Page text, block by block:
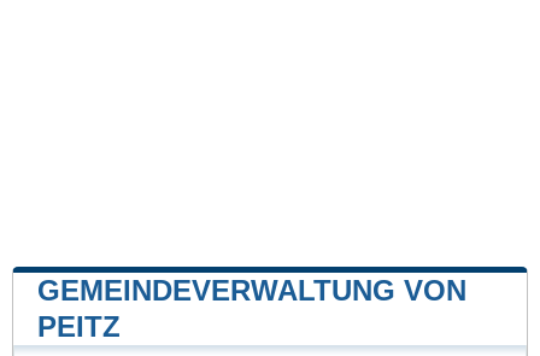
GEMEINDEVERWALTUNG VON
PEITZ